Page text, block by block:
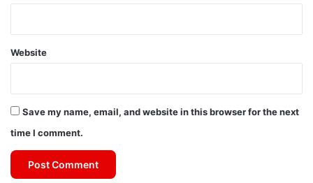
Website
Save my name, email, and website in this browser for the next
time I comment.